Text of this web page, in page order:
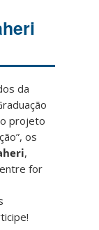
da
projeto
os
,
for